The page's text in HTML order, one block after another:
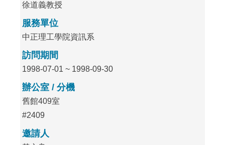
徐道義教授
服務單位
中正理工學院資訊系
訪問期間
1998-07-01 ~ 1998-09-30
辦公室 / 分機
舊館409室
#2409
邀請人